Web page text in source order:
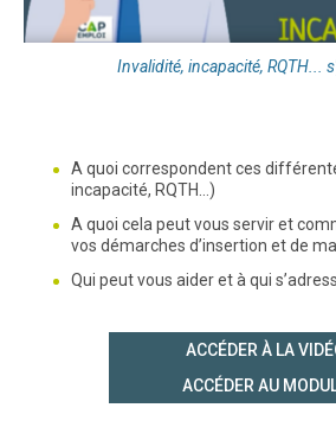
Invalidité, incapacité, RQTH...
A quoi correspondent ces
incapacité, RQTH…)
A quoi cela peut vous servir et
vos démarches d’insertion et de
Qui peut vous aider et à qui
ACCÉDER À LA
ACCÉDER AU